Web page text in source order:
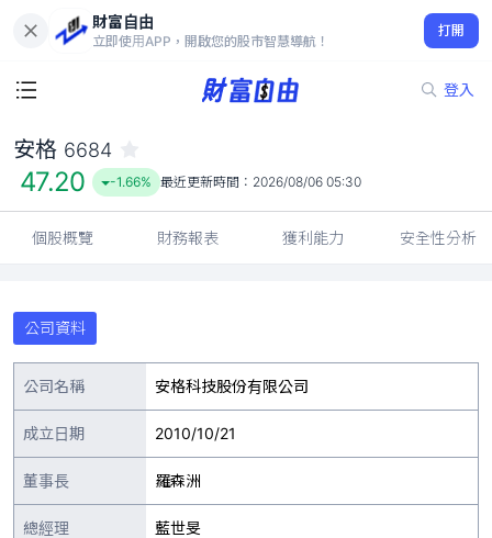
財富自由
立即使用APP，開啟您的股市智慧導航！
打開
登入
47.20
-1.66%
安格 6684
47.20 -1.66% 最近更新時間： 2026/08/06 05:30
個股概覽 財務報表 獲利能力 安全性分析
公司資料
公司名稱 安格科技股份有限公司
成立日期 2010/10/21
董事長 羅森洲
總經理 藍世旻